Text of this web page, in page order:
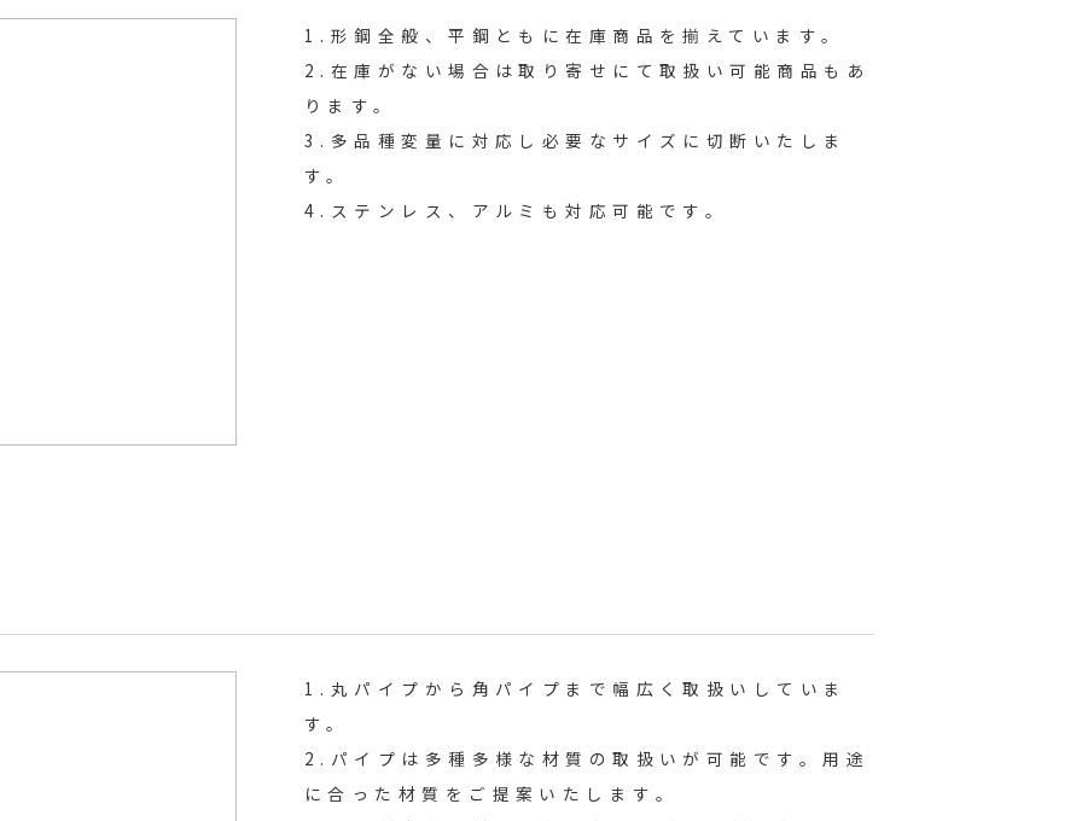
1.形鋼全般、平鋼ともに在庫商品を揃えています。
2.在庫がない場合は取り寄せにて取扱い可能商品もあ
ります。
3.多品種変量に対応し必要なサイズに切断いたしま
す。
4.ステンレス、アルミも対応可能です。
1.丸パイプから角パイプまで幅広く取扱いしていま
す。
2.パイプは多種多様な材質の取扱いが可能です。用途
に合った材質をご提案いたします。